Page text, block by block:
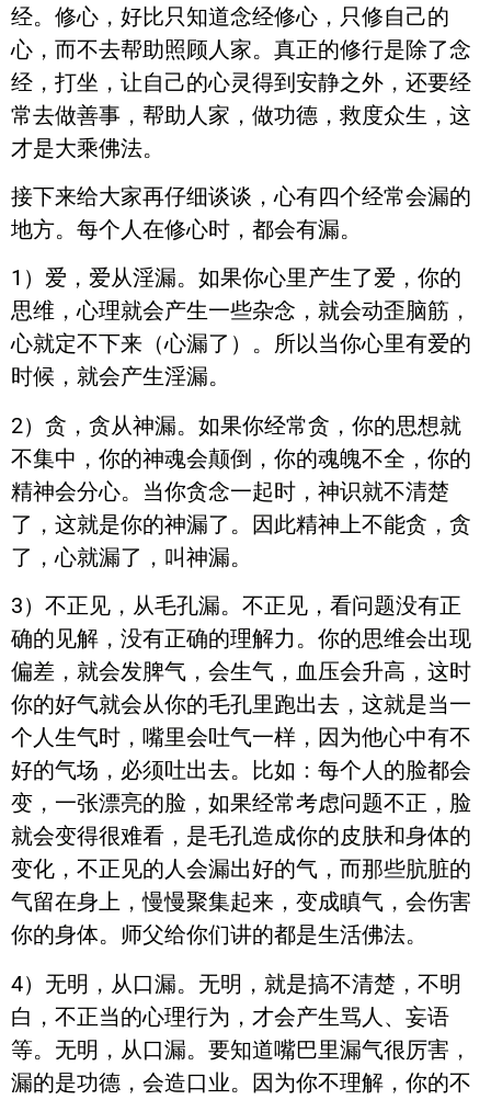
经。修心，好比只知道念经修心，只修自己的
心，而不去帮助照顾人家。真正的修行是除了念
经，打坐，让自己的心灵得到安静之外，还要经
常去做善事，帮助人家，做功德，救度众生，这
才是大乘佛法。
接下来给大家再仔细谈谈，心有四个经常会漏的
地方。每个人在修心时，都会有漏。
1）爱，爱从淫漏。如果你心里产生了爱，你的
思维，心理就会产生一些杂念，就会动歪脑筋，
心就定不下来（心漏了）。所以当你心里有爱的
时候，就会产生淫漏。
2）贪，贪从神漏。如果你经常贪，你的思想就
不集中，你的神魂会颠倒，你的魂魄不全，你的
精神会分心。当你贪念一起时，神识就不清楚
了，这就是你的神漏了。因此精神上不能贪，贪
了，心就漏了，叫神漏。
3）不正见，从毛孔漏。不正见，看问题没有正
确的见解，没有正确的理解力。你的思维会出现
偏差，就会发脾气，会生气，血压会升高，这时
你的好气就会从你的毛孔里跑出去，这就是当一
个人生气时，嘴里会吐气一样，因为他心中有不
好的气场，必须吐出去。比如：每个人的脸都会
变，一张漂亮的脸，如果经常考虑问题不正，脸
就会变得很难看，是毛孔造成你的皮肤和身体的
变化，不正见的人会漏出好的气，而那些肮脏的
气留在身上，慢慢聚集起来，变成瞋气，会伤害
你的身体。师父给你们讲的都是生活佛法。
4）无明，从口漏。无明，就是搞不清楚，不明
白，不正当的心理行为，才会产生骂人、妄语
等。无明，从口漏。要知道嘴巴里漏气很厉害，
漏的是功德，会造口业。因为你不理解，你的不